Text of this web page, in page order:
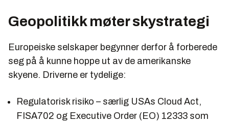
Geopolitikk møter skystrategi
Europeiske selskaper begynner derfor å forberede
seg på å kunne hoppe ut av de amerikanske
skyene. Driverne er tydelige:
Regulatorisk risiko – særlig USAs Cloud Act,
FISA702 og Executive Order (EO) 12333 som